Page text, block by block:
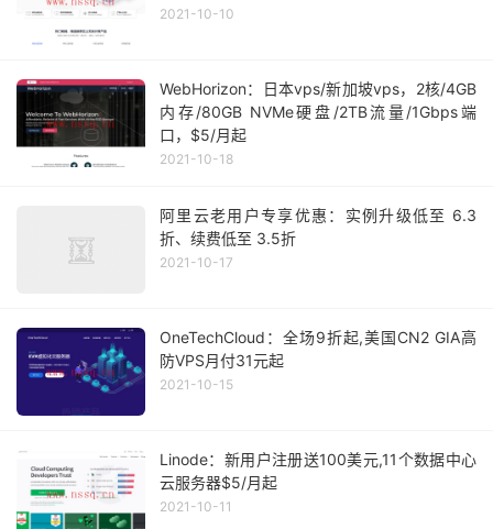
2021-10-10
WebHorizon：日本vps/新加坡vps，2核/4GB
内存/80GB NVMe硬盘/2TB流量/1Gbps端
口，$5/月起
2021-10-18
阿里云老用户专享优惠：实例升级低至 6.3
折、续费低至 3.5折
2021-10-17
OneTechCloud：全场9折起,美国CN2 GIA高
防VPS月付31元起
2021-10-15
Linode：新用户注册送100美元,11个数据中心
云服务器$5/月起
2021-10-11